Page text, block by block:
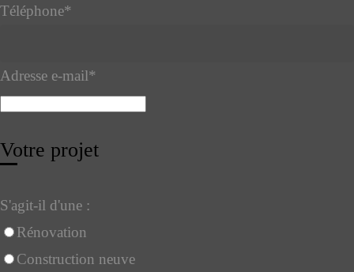
Téléphone*
Adresse e-mail*
Votre projet
S'agit-il d'une :
Rénovation
Construction neuve